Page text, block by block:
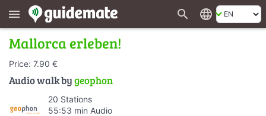
menu search language
Mallorca erleben!
Price: 7.90 €
Audio walk bygeophon
20 Stations
55:53 min Audio